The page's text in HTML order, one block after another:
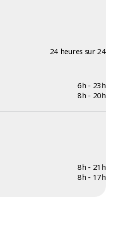
24 heures sur 24
6h - 23h
8h - 20h
8h - 21h
8h - 17h